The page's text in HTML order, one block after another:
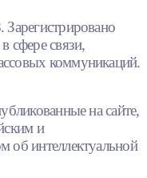
сфере связи,
коммуникаций.
на сайте,
и
об интеллектуальной